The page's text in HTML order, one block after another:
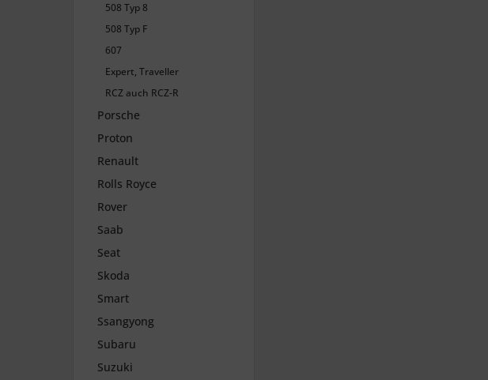
508 Typ 8
508 Typ F
607
Expert, Traveller
RCZ auch RCZ-R
Porsche
Proton
Renault
Rolls Royce
Rover
Saab
Seat
Skoda
Smart
Ssangyong
Subaru
Suzuki